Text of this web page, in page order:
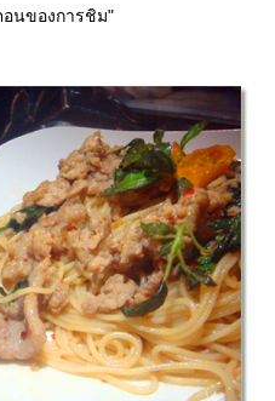
นของการชิม"